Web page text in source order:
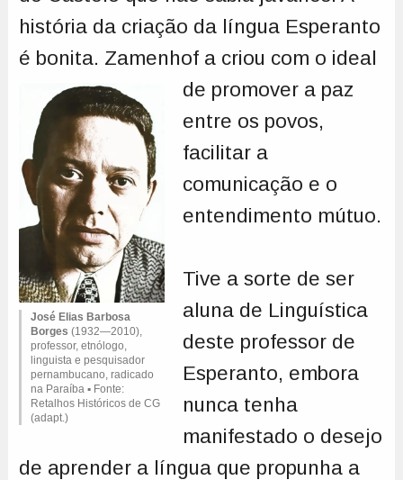
história da criação da língua Esperanto
é bonita. Zamenhof a criou com o ideal
de promover
José Elias Barbosa
Borges (1932—2010),
professor, etnólogo,
linguista e pesquisador
pernambucano, radicado
na Paraíba ▪ Fonte:
Retalhos Históricos de CG
(adapt.)
a paz
entre os povos,
facilitar a
comunicação e o
entendimento mútuo.
Tive a sorte de ser
aluna de Linguística
deste professor de
Esperanto, embora
nunca tenha
manifestado o desejo
de aprender a língua que propunha a